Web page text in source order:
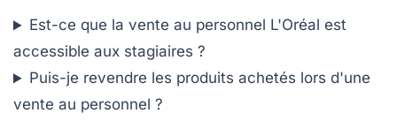
Est-ce que la vente au personnel L'Oréal est
accessible aux stagiaires ?
Puis-je revendre les produits achetés lors d'une
vente au personnel ?